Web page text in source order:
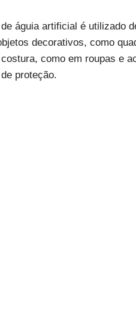
águia artificial é utilizado
decorativos, como
como em roupas e
proteção.